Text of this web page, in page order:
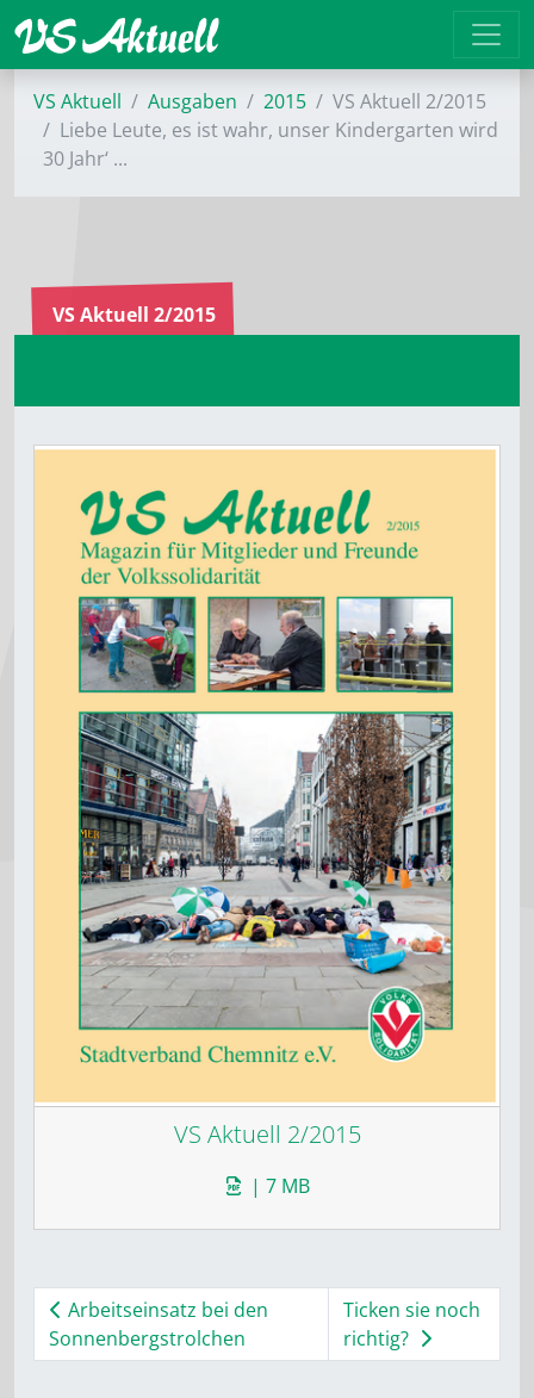
VS Aktuell Ausgaben 2015
VS Aktuell 2/2015
Liebe Leute, es ist wahr, unser Kindergarten wird
30 Jahr‘ ...
VS Aktuell 2/2015
VS Aktuell 2/2015
| 7 MB
Arbeitseinsatz bei den
Sonnenbergstrolchen
Ticken sie noch
richtig?